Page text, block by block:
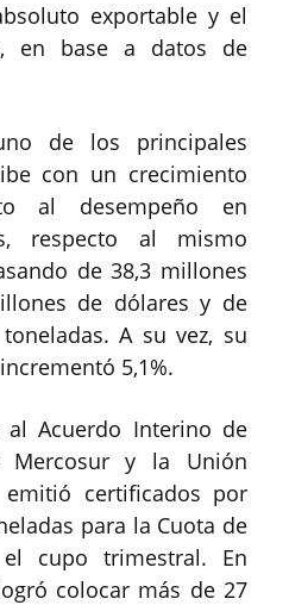
exportable y el
en base a datos de
de los principales
con un crecimiento
al desempeño en
respecto al mismo
de 38,3 millones
de dólares y de
toneladas. A su vez, su
5,1%.
Acuerdo Interino de
Mercosur y la Unión
emitió certificados por
para la Cuota de
cupo trimestral. En
colocar más de 27